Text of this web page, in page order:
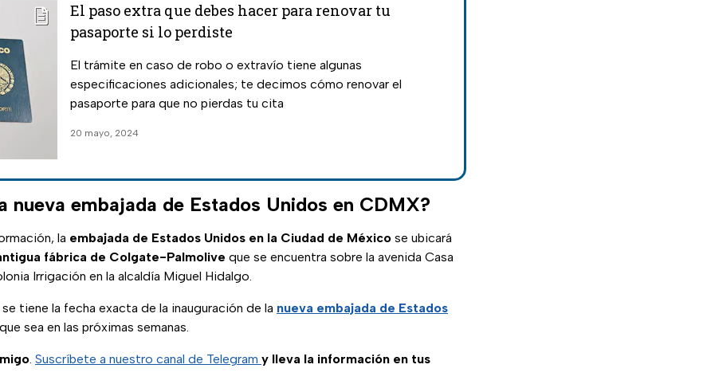
El paso extra que debes hacer para renovar tu
pasaporte si lo perdiste
El trámite en caso de robo o extravío tiene algunas
especificaciones adicionales; te decimos cómo renovar el
pasaporte para que no pierdas tu cita
20 mayo, 2024
nueva embajada de Estados Unidos en CDMX?
la embajada de Estados Unidos en la Ciudad de México se ubicará
fábrica de Colgate-Palmolive que se encuentra sobre la avenida Casa
Irrigación en la alcaldía Miguel Hidalgo.
tiene la fecha exacta de la inauguración de la nueva embajada de Estados
sea en las próximas semanas.
. Suscríbete a nuestro canal de Telegram y lleva la información en tus